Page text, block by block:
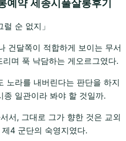
예약 세종시풀살롱후기
럴 순 없지」
건달쪽이 적합하게 보이는 무서
며 푹 낙담하는 게오르그였다.
노라를 내버린다는 판단을 하지
종 일관이라 봐야 할 것일까.
서, 그대로 그가 향한 것은 교외
4 군단의 숙영지였다.